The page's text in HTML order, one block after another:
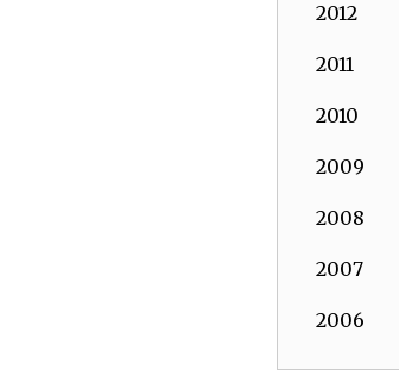
2012
2011
2010
2009
2008
2007
2006